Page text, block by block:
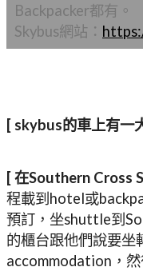
Backpacker都有。
Skybus網站：
[ skybus的車上有一
[ 在Southern Cross
程載到hotel或
預訂，坐shuttle到
的櫃台跟他們說要坐
accommodation，然